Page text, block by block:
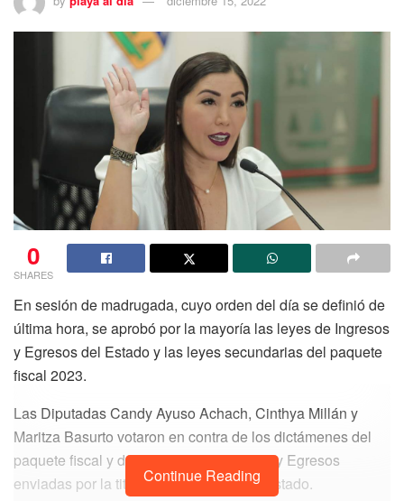
0
SHARES
En sesión de madrugada, cuyo orden del día se definió de
última hora, se aprobó por la mayoría las leyes de Ingresos
y Egresos del Estado y las leyes secundarias del paquete
fiscal 2023.
Las Diputadas Candy Ayuso Achach, Cinthya Millán y
Maritza Basurto votaron en contra de los dictámenes del
paquete fiscal y de las leyes de Ingresos y Egresos
enviadas por la titular del Ejecutivo del Estado.
Continue Reading